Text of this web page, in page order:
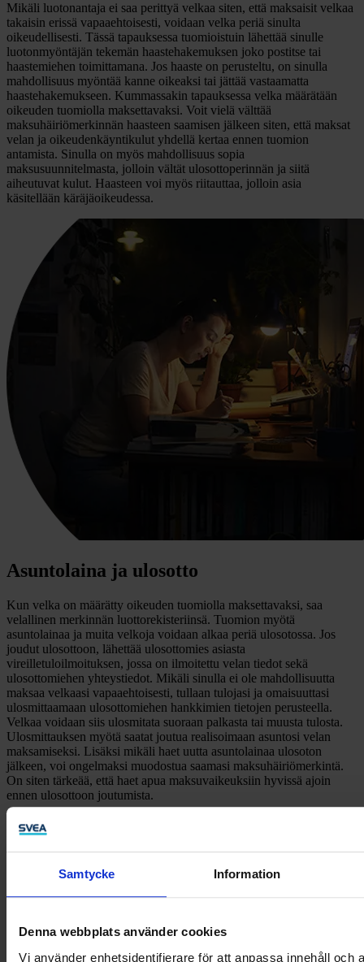
Samtycke Information
Denna webbplats använder cookies
Vi använder enhetsidentifierare för att anpassa innehåll och
Mikäli luotonantaja ei saa perittyä velkaa siten, että maksaisit velkaa
takaisin erissä vapaaehtoisesti, voidaan velka periä sinulta
oikeudellisesti. Tässä tapauksessa tuomioistuin lähettää sinulle
luotonmyöntäjän tekemän haastehakemuksen joko postitse tai
haastemiehen toimittamana. Jos haaste on perusteltu, on sinulla
mahdollisuus myöntää kanne oikeaksi tai jättää vastaamatta
haastehakemukseen. Kummassakin tapauksessa velka määrätään
oikeuden tuomiolla maksettavaksi. Voit vielä välttää
maksuhäiriömerkinnän haasteen saamisen jälkeen siten, että maksat
velan ja oikeudenkäyntikulut yhdellä kertaa ennen tuomion
antamista. Sinulla on myös mahdollisuus sopia
maksusuunnitelmasta, jolloin vältät ulosottoperinnän ja siitä
aiheutuvat kulut. Haasteen voi myös riitauttaa, jolloin asia
käsitellään käräjäoikeudessa.
Asuntolaina ja ulosotto
Kun velka on määrätty oikeuden tuomiolla maksettavaksi, saa
velallinen merkinnän luottorekisteriinsä. Tuomion myötä
asuntolainaa ja muita velkoja voidaan alkaa periä ulosotossa. Jos
joudut ulosottoon, lähettää ulosottomies asiasta
vireilletuloilmoituksen, jossa on ilmoitettu velan tiedot sekä
ulosottomiehen yhteystiedot. Mikäli sinulla ei ole mahdollisuutta
maksaa velkaasi vapaaehtoisesti, tullaan tulojasi ja omaisuuttasi
ulosmittaamaan ulosottomiehen hankkimien tietojen perusteella.
Velkaa voidaan siis ulosmitata suoraan palkasta tai muusta tulosta.
Ulosmittauksen myötä saatat joutua realisoimaan asuntosi velan
maksamiseksi. Lisäksi mikäli haet uutta asuntolainaa ulosoton
jälkeen, voi ongelmaksi muodostua saamasi maksuhäiriömerkintä.
On siten tärkeää, että haet apua maksuvaikeuksiin hyvissä ajoin
ennen ulosottoon joutumista.